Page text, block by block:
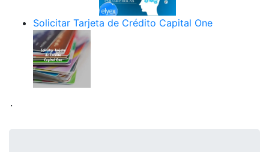
Solicitar Tarjeta de Crédito Capital One
.